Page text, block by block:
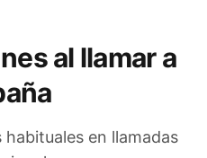
al llamar a
en llamadas